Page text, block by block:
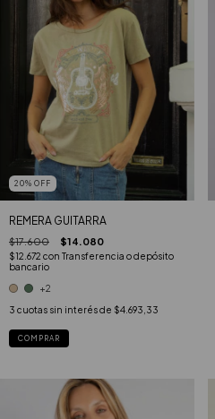
20% OFF
REMERA GUITARRA
$17.600 $14.080
$12.672 con Transferencia o depósito
bancario
+2
3 cuotas sin interés de $4.693,33
COMPRAR